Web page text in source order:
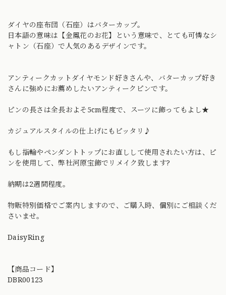
ダイヤの座布団（石座）はバターカップ。
日本語の意味は【金鳳花のお花】という意味で、とても可憐なシ
ャトン（石座）で人気のあるデザインです。
アンティークカットダイヤモンド好きさんや、バターカップ好き
さんに強めにお薦めしたいアンティークピンです。
ピンの長さは全長およそ5cm程度で、スーツに飾ってもよし★
カジュアルスタイルの仕上げにもピッタリ♪
もし指輪やペンダントトップにお直しして使用されたい方は、ピ
ンを使用して、弊社河原宝飾でリメイク致します?
納期は2週間程度。
物販特別価格でご案内しますので、ご購入時、個別にご相談くだ
さいませ。
DaisyRing
【商品コード】
DBR00123